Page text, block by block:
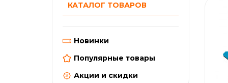
КАТАЛОГ ТОВАРОВ
Новинки
Популярные товары
Акции и скидки